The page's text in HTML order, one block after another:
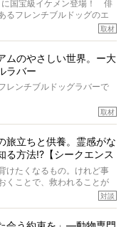
子だった、ほんとうに愛し
宅へ伺って、お話をきこう
に国宝級イケメン登場！ 俳
るフレンチブルドッグのエ
ロメロとの情報を聞きつけ、
び出しました。
取材
ムのやさしい世界。ー大
ラバー
レンチブルドッグラバーで
、そのフレンチブルドッグ
く同じであることに、なん
でした。
な暮らしを、BUHI編集長の
取らせていただきます。
取材
旅立ちと供養。霊感がな
る方法!?【シークエンス
けたくなるもの。けれど事
くことで、救われることが
対談